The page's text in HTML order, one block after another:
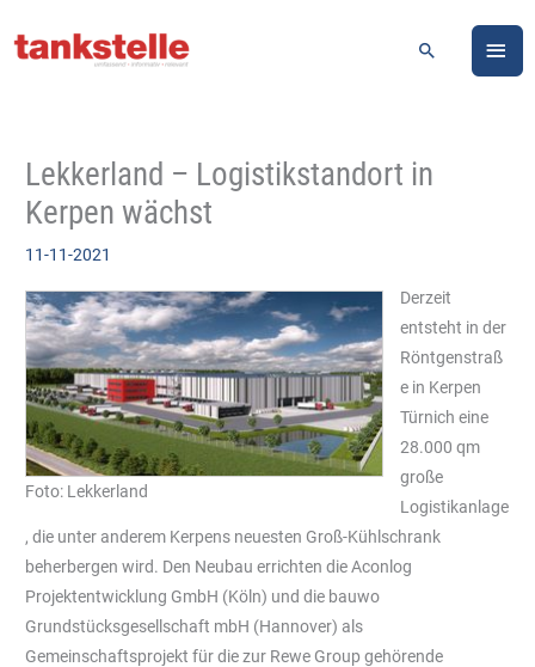
Inhalt
Suchen
Lekkerland – Logistikstandort in
Kerpen wächst
11-11-2021
Foto: Lekkerland
Derzeit
entsteht in der
Röntgenstraß
e in Kerpen
Türnich eine
28.000 qm
große
Logistikanlage
, die unter anderem Kerpens neuesten Groß-Kühlschrank
beherbergen wird. Den Neubau errichten die Aconlog
Projektentwicklung GmbH (Köln) und die bauwo
Grundstücksgesellschaft mbH (Hannover) als
Gemeinschaftsprojekt für die zur Rewe Group gehörende